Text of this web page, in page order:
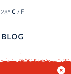
28°C / F
BLOG